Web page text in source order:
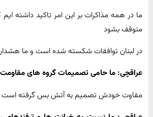
ما در همه مذاکرات بر این امر تاکید داشته ایم
متوقف بشود
در لبنان توافقات شکسته شده است و ما
عراقچی: ما حامی تصمیمات گروه های
مقاوت خودش تصمیم به آتش بس گرفته است